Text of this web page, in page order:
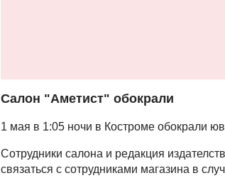
Салон "Аметист" обокрали
1 мая в 1:05 ночи в Костроме обокрали
Сотрудники салона и редакция
связаться с сотрудниками магазина в